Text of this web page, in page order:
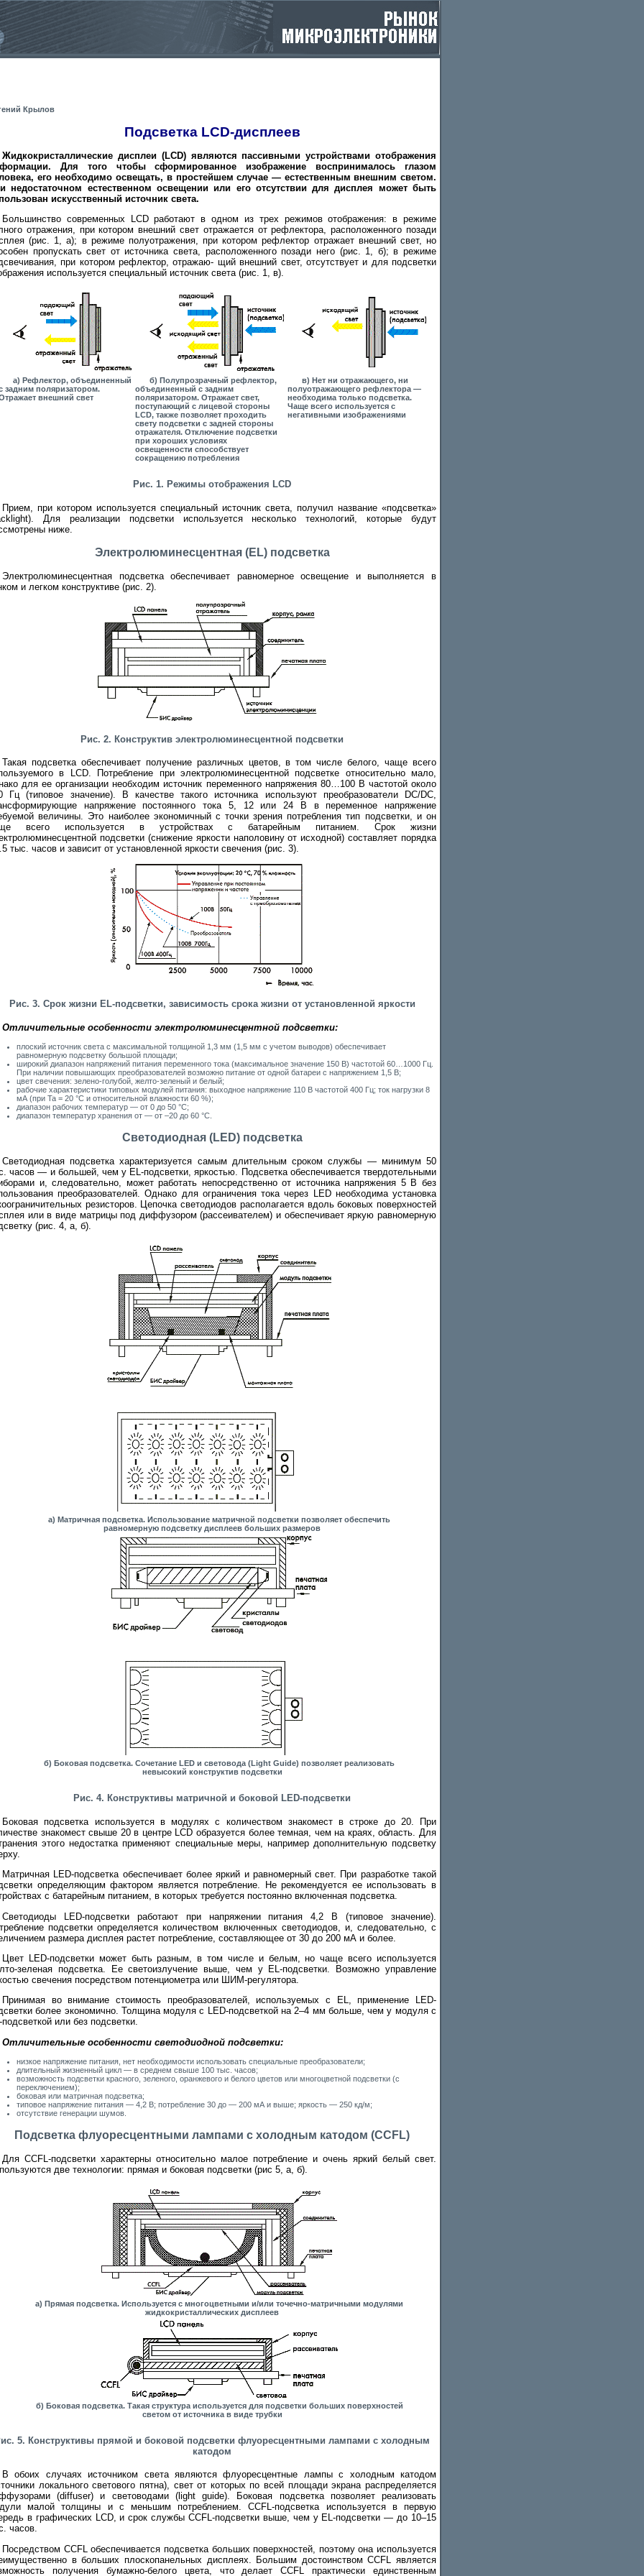
Крылов
Подсветка LCD-дисплеев
Жидкокристаллические дисплеи (LCD) являются пассивными устройствами отображения
Для того чтобы сформированное изображение воспринималось глазом
его необходимо освещать, в простейшем случае — естественным внешним светом.
недостаточном естественном освещении или его отсутствии для дисплея может быть
искусственный источник света.
Большинство современных LCD работают в одном из трех режимов отображения: в режиме
отражения, при котором внешний свет отражается от рефлектора, расположенного позади
(рис. 1, а); в режиме полуотражения, при котором рефлектор отражает внешний свет, но
пропускать свет от источника света, расположенного позади него (рис. 1, б); в режиме
при котором рефлектор, отражаю- щий внешний свет, отсутствует и для подсветки
используется специальный источник света (рис. 1, в).
а) Рефлектор, объединенный
задним поляризатором.
внешний свет
б) Полупрозрачный рефлектор,
объединенный с задним
поляризатором. Отражает свет,
поступающий с лицевой стороны
LCD, также позволяет проходить
свету подсветки с задней стороны
отражателя. Отключение подсветки
при хороших условиях
освещенности способствует
сокращению потребления
в) Нет ни отражающего, ни
полуотражающего рефлектора —
необходима только подсветка.
Чаще всего используется с
негативными изображениями
Рис. 1. Режимы отображения LCD
Прием, при котором используется специальный источник света, получил название «подсветка»
Для реализации подсветки используется несколько технологий, которые будут
ниже.
Электролюминесцентная (EL) подсветка
Электролюминесцентная подсветка обеспечивает равномерное освещение и выполняется в
и легком конструктиве (рис. 2).
Рис. 2. Конструктив электролюминесцентной подсветки
Такая подсветка обеспечивает получение различных цветов, в том числе белого, чаще всего
в LCD. Потребление при электролюминесцентной подсветке относительно мало,
для ее организации необходим источник переменного напряжения 80…100 В частотой около
Гц (типовое значение). В качестве такого источника используют преобразователи DC/DC,
напряжение постоянного тока 5, 12 или 24 В в переменное напряжение
величины. Это наиболее экономичный с точки зрения потребления тип подсветки, и он
всего используется в устройствах с батарейным питанием. Срок жизни
подсветки (снижение яркости наполовину от исходной) составляет порядка
тыс. часов и зависит от установленной яркости свечения (рис. 3).
Рис. 3. Срок жизни EL-подсветки, зависимость срока жизни от установленной яркости
Отличительные особенности электролюминесцентной подсветки:
плоский источник света с максимальной толщиной 1,3 мм (1,5 мм с учетом выводов) обеспечивает
равномерную подсветку большой площади;
широкий диапазон напряжений питания переменного тока (максимальное значение 150 В) частотой 60…1000 Гц.
При наличии повышающих преобразователей возможно питание от одной батареи с напряжением 1,5 В;
цвет свечения: зелено-голубой, желто-зеленый и белый;
рабочие характеристики типовых модулей питания: выходное напряжение 110 В частотой 400 Гц; ток нагрузки 8
мА (при Ta = 20 °C и относительной влажности 60 %);
диапазон рабочих температур — от 0 до 50 °C;
диапазон температур хранения от — от –20 до 60 °C.
Светодиодная (LED) подсветка
Светодиодная подсветка характеризуется самым длительным сроком службы — минимум 50
часов — и большей, чем у EL-подсветки, яркостью. Подсветка обеспечивается твердотельными
и, следовательно, может работать непосредственно от источника напряжения 5 В без
преобразователей. Однако для ограничения тока через LED необходима установка
резисторов. Цепочка светодиодов располагается вдоль боковых поверхностей
или в виде матрицы под диффузором (рассеивателем) и обеспечивает яркую равномерную
(рис. 4, а, б).
а) Матричная подсветка. Использование матричной подсветки позволяет обеспечить
равномерную подсветку дисплеев больших размеров
б) Боковая подсветка. Сочетание LED и световода (Light Guide) позволяет реализовать
невысокий конструктив подсветки
Рис. 4. Конструктивы матричной и боковой LED-подсветки
Боковая подсветка используется в модулях с количеством знакомест в строке до 20. При
знакомест свыше 20 в центре LCD образуется более темная, чем на краях, область. Для
этого недостатка применяют специальные меры, например дополнительную подсветку
Матричная LED-подсветка обеспечивает более яркий и равномерный свет. При разработке такой
определяющим фактором является потребление. Не рекомендуется ее использовать в
с батарейным питанием, в которых требуется постоянно включенная подсветка.
Светодиоды LED-подсветки работают при напряжении питания 4,2 В (типовое значение).
подсветки определяется количеством включенных светодиодов, и, следовательно, с
размера дисплея растет потребление, составляющее от 30 до 200 мА и более.
Цвет LED-подсветки может быть разным, в том числе и белым, но чаще всего используется
зеленая подсветка. Ее светоизлучение выше, чем у EL-подсветки. Возможно управление
свечения посредством потенциометра или ШИМ-регулятора.
Принимая во внимание стоимость преобразователей, используемых с EL, применение LED-
более экономично. Толщина модуля с LED-подсветкой на 2–4 мм больше, чем у модуля с
подсветкой или без подсветки.
Отличительные особенности светодиодной подсветки:
низкое напряжение питания, нет необходимости использовать специальные преобразователи;
длительный жизненный цикл — в среднем свыше 100 тыс. часов;
возможность подсветки красного, зеленого, оранжевого и белого цветов или многоцветной подсветки (с
переключением);
боковая или матричная подсветка;
типовое напряжение питания — 4,2 В; потребление 30 до — 200 мА и выше; яркость — 250 кд/м;
отсутствие генерации шумов.
Подсветка флуоресцентными лампами с холодным катодом (CCFL)
Для CCFL-подсветки характерны относительно малое потребление и очень яркий белый свет.
две технологии: прямая и боковая подсветки (рис 5, а, б).
а) Прямая подсветка. Используется с многоцветными и/или точечно-матричными модулями
жидкокристаллических дисплеев
б) Боковая подсветка. Такая структура используется для подсветки больших поверхностей
светом от источника в виде трубки
5. Конструктивы прямой и боковой подсветки флуоресцентными лампами с холодным
катодом
В обоих случаях источником света являются флуоресцентные лампы с холодным катодом
локального светового пятна), свет от которых по всей площади экрана распределяется
(diffuser) и световодами (light guide). Боковая подсветка позволяет реализовать
малой толщины и с меньшим потреблением. CCFL-подсветка используется в первую
в графических LCD, и срок службы СCFL-подсветки выше, чем у EL-подсветки — до 10–15
часов.
Посредством CCFL обеспечивается подсветка больших поверхностей, поэтому она используется
в больших плоскопанельных дисплеях. Большим достоинством CCFL является
получения бумажно-белого цвета, что делает CCFL практически единственным